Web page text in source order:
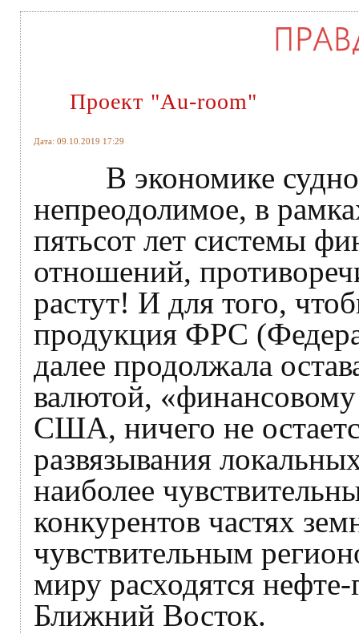
Проект "Au-room"
Дата: 09.10.2019 17:29
В экономике
непреодолимое, в
пятьсот лет системы
отношений,
растут! И для того,
продукция ФРС
далее продолжала
валютой,
США, ничего не
развязывания
наиболее
конкурентов частях
чувствительным
миру расходятся нефте-
Ближний Восток.